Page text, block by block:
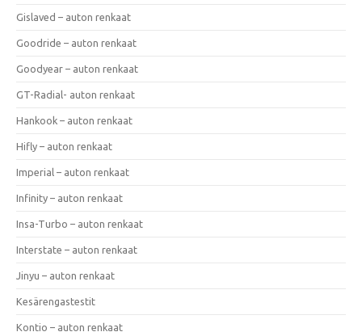
Gislaved – auton renkaat
Goodride – auton renkaat
Goodyear – auton renkaat
GT-Radial- auton renkaat
Hankook – auton renkaat
Hifly – auton renkaat
Imperial – auton renkaat
Infinity – auton renkaat
Insa-Turbo – auton renkaat
Interstate – auton renkaat
Jinyu – auton renkaat
Kesärengastestit
Kontio – auton renkaat